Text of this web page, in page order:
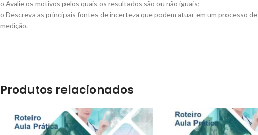
o Avalie os motivos pelos quais os resultados são ou não iguais;
o Descreva as principais fontes de incerteza que podem atuar em um processo de
medição.
Produtos relacionados